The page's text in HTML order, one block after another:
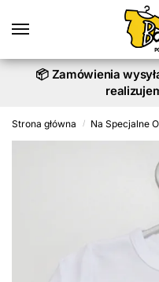
📦 Zamówienia
Strona główna / Na Specjalne